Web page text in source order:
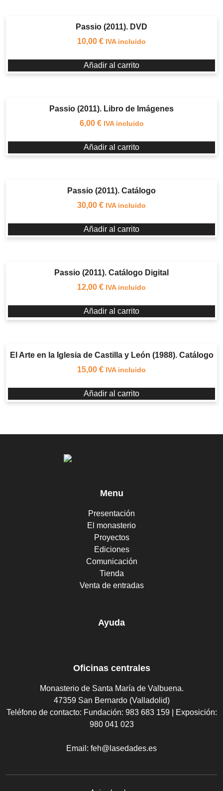
Passio (2011). DVD
10,00 € IVA incluido
Añadir al carrito
Passio (2011). Libro de Imágenes
6,00 € IVA incluido
Añadir al carrito
Passio (2011). Catálogo
30,00 € IVA incluido
Añadir al carrito
Passio (2011). Catálogo Digital
12,00 € IVA incluido
Añadir al carrito
El Arte en la Iglesia de Castilla y León (1988). Catálogo
15,00 € IVA incluido
Añadir al carrito
Menu
Presentación
El monasterio
Proyectos
Ediciones
Comunicación
Tienda
Venta de entradas
Ayuda
Oficinas centrales
Monasterio de Santa María de Valbuena.
47359 San Bernardo (Valladolid)
Teléfono de contacto: Fundación: 983 683 159 | Exposición:
980 041 023
Email: feh@lasedades.es